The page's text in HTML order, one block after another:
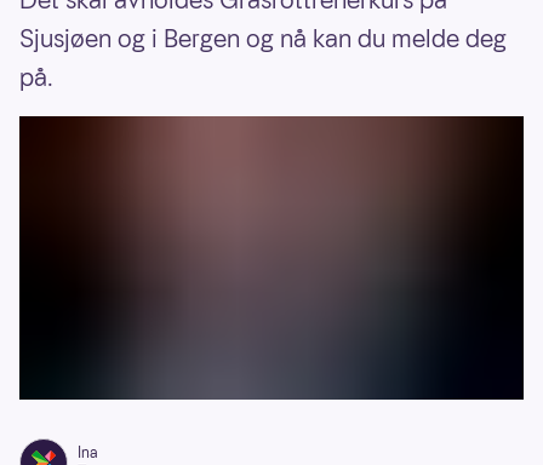
Sjusjøen og i Bergen og nå kan du melde deg
på.
Ina